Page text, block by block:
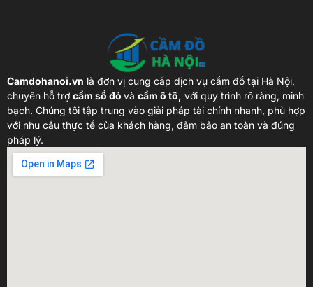
Camdohanoi.vn là đơn vị cung cấp dịch vụ cầm đồ tại Hà Nội,
chuyên hỗ trợ cầm sổ đỏ và cầm ô tô, với quy trình rõ ràng, minh
bạch. Chúng tôi tập trung vào giải pháp tài chính nhanh, phù hợp
với nhu cầu thực tế của khách hàng, đảm bảo an toàn và đúng
pháp lý.